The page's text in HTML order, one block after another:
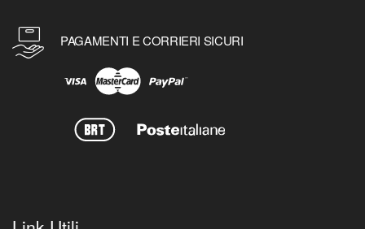
PAGAMENTI E CORRIERI SICURI